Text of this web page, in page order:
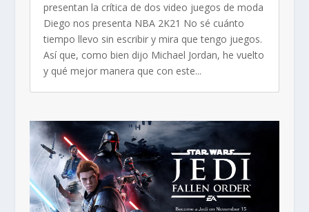
presentan la crítica de dos video juegos de moda
Diego nos presenta NBA 2K21 No sé cuánto
tiempo llevo sin escribir y mira que tengo juegos.
Así que, como bien dijo Michael Jordan, he vuelto
y qué mejor manera que con este...